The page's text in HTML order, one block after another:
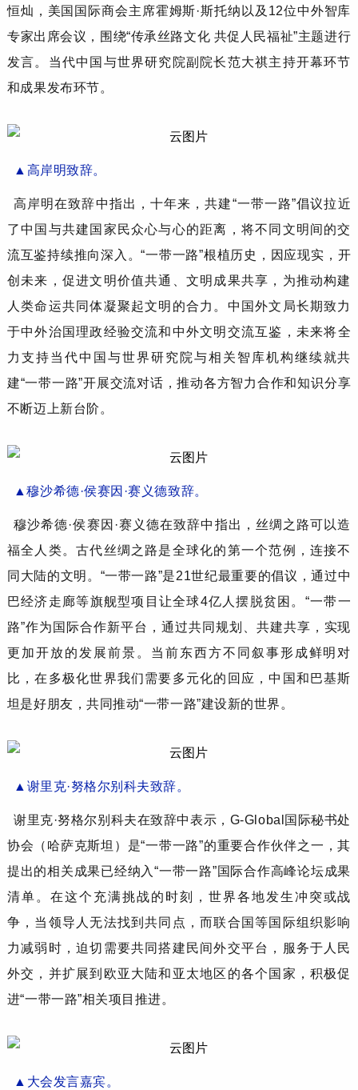
恒灿，美国国际商会主席霍姆斯·斯托纳以及12位中外智库
专家出席会议，围绕“传承丝路文化 共促人民福祉”主题进行
发言。当代中国与世界研究院副院长范大祺主持开幕环节
和成果发布环节。
▲ 高岸明致辞。
高岸明在致辞中指出， 十年来，共建“一带一路”倡议拉近
了中国与共建国家民众心与心的距离，将不同文明间的交
流互鉴持续推向深入 。“一带一路”根植历史，因应现实 ，开
创未来，促进文明价值共通、文明成果共享，为推动构建
人类命运共同体凝聚起文明的合力。 中国外文局长期致力
于中外治国理政经验交流和 中外文明 交流互鉴 ， 未来将全
力支持当代中国与世界研究院与相关智库机构继续就共
建“一带一路”开展交流对话，推动各方智力合作和知识分享
不断迈上新台阶。
▲穆沙希德·侯赛因·赛义德致辞。
穆沙希德·侯赛因·赛义德在致辞中 指出，丝绸之路可以造
福全人类。古代丝绸之路是全球化的第一个范例，连接不
同大陆的文明。 “一带一路”是21世纪最重要的倡议，通过中
巴经济走廊等旗舰型项目让全球4亿人摆脱贫困。 “一带一
路”作为国际合作新平台，通过共同规划、共建共享，实现
更加开放的发展前景。 当前东西方不同叙事形成鲜明对
比，在多极化世界我们需要多元化的回应，中国和巴基斯
坦是好朋友，共同推动“一带一路”建设新的世界。
▲ 谢里克·努格尔别科夫致辞。
谢里克·努格尔别科夫在致辞中表示， G-Global国际秘书处
协会（哈萨克斯坦）是“一带一路”的重要合作伙伴之一，其
提出的相关成果已经纳入“一带一路”国际合作高峰论坛成果
清单。在这个充满挑战的时刻，世界各地发生冲突或战
争，当领导人无法找到共同点，而联合国等国际组织影响
力减弱时，迫切需要共同搭建民间外交平台，服务于人民
外交，并扩展到欧亚大陆和亚太地区的各个国家，积极促
进“一带一路”相关项目推进。
▲ 大会发言嘉宾。